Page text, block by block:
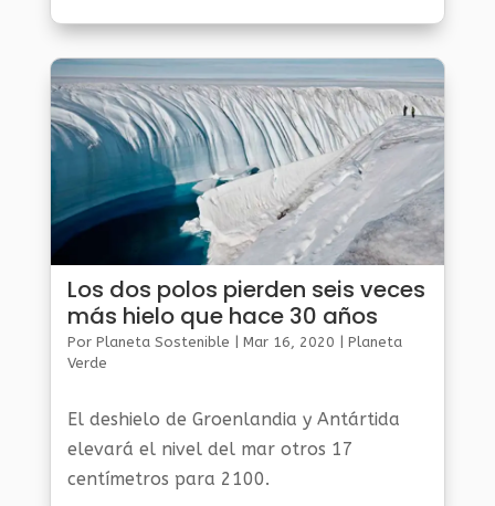
Los dos polos pierden seis veces
más hielo que hace 30 años
Por Planeta Sostenible Mar 16, 2020
Planeta
Verde
El deshielo de Groenlandia y Antártida
elevará el nivel del mar otros 17
centímetros para 2100.